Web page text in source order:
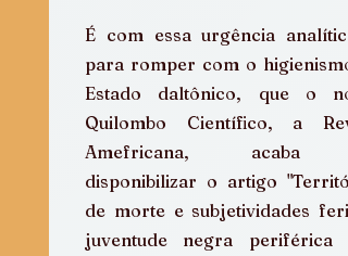
É com essa urgência
para romper com o
Estado daltônico, que o
Quilombo Científico, a
Amefricana, acaba
disponibilizar o artigo
de morte e subjetividades
juventude negra periférica